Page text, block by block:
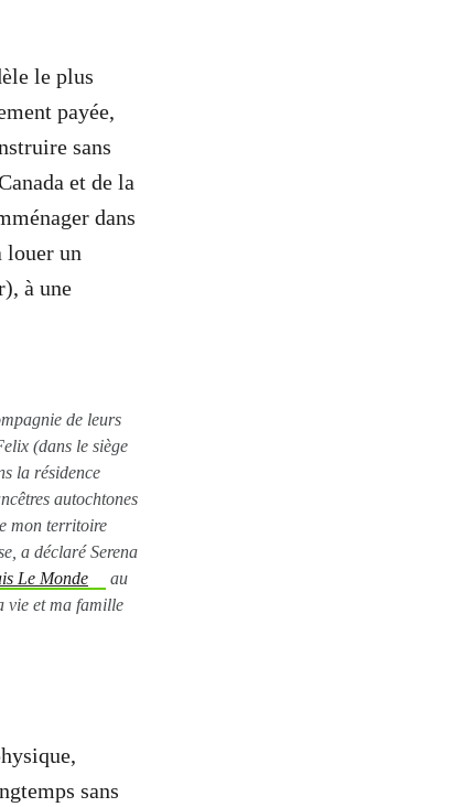
le plus
payée,
sans
et de la
dans
louer un
à une
de leurs
(dans le siège
la résidence
autochtones
mon territoire
a déclaré Serena
Le Monde
au
vie et ma famille
sans